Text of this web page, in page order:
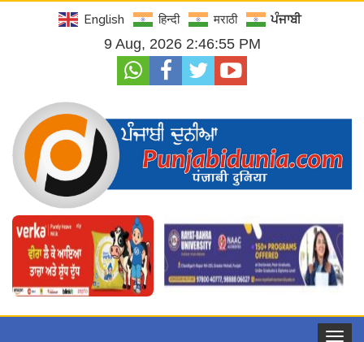
English हिन्दी मराठी ਪੰਜਾਬੀ
9 Aug, 2026 2:46:56 PM
Toggle